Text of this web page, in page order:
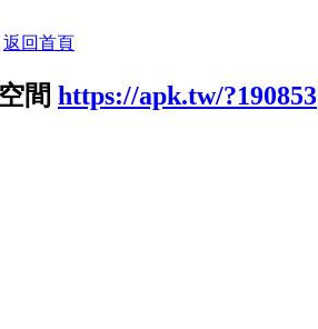
返回首頁
間 https://apk.tw/?190853